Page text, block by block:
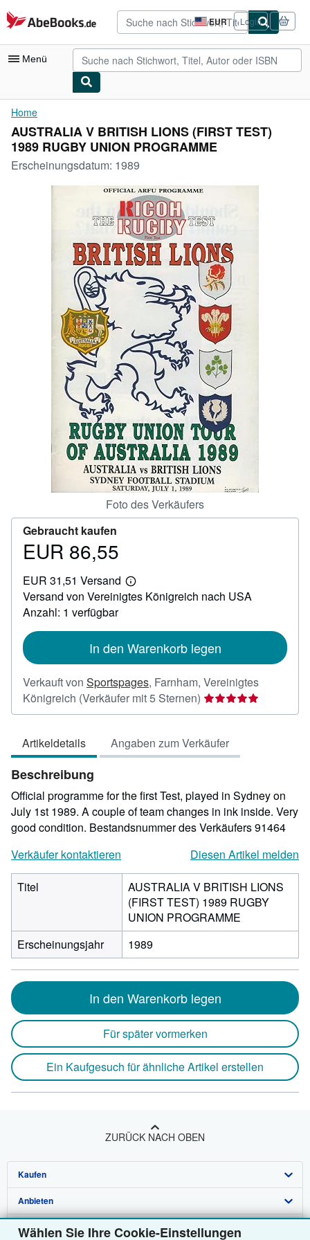
Wählen Sie Ihre Cookie-Einstellungen
Zum Hauptinhalt
AbeBooks.de EUR
Seite
der
Einkaufseinstellungen.
Login
Menü
Nutzerkonto
Meine Bestellungen
Detailsuche
Sammlungen
Kunst & Sammlerstücke
Verkäufer werden
SCHLIESSEN
Home
AUSTRALIA V BRITISH LIONS (FIRST TEST)
1989 RUGBY UNION PROGRAMME
Erscheinungsdatum: 1989
Foto des Verkäufers
Gebraucht kaufen
Preis
86,55
EUR 86,55
EUR 31,51 Versand
Weitere
Informationen
Versand von Vereinigtes Königreich nach USA
Anzahl: 1 verfügbar
In den Warenkorb legen
Verkauft von Sportspages, Farnham, Vereinigtes
Königreich (Verkäufer mit 5 Sternen) Verkäuferbewertung
5
5
Sternen
Artikeldetails Angaben zum Verkäufer
Beschreibung
Official programme for the first Test, played in Sydney on
July 1st 1989. A couple of team changes in ink inside. Very
good condition. Bestandsnummer des Verkäufers 91464
Verkäufer kontaktieren
Diesen Artikel melden
Titel
AUSTRALIA V BRITISH LIONS
(FIRST TEST) 1989 RUGBY
UNION PROGRAMME
Erscheinungsjahr
1989
In den Warenkorb legen
Für später vormerken
Ein Kaufgesuch für ähnliche Artikel erstellen
ZURÜCK NACH OBEN
Kaufen
Detailsuche
Sammlungen
Anbieten
Verkäufer werden
Über uns